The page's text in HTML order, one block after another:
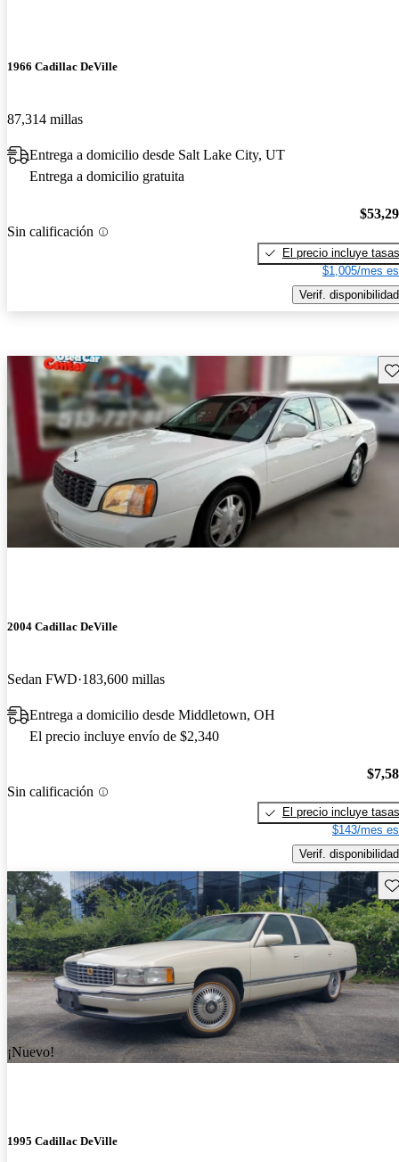
1966 Cadillac DeVille
87,314 millas
Entrega a domicilio desde Salt Lake City, UT
Entrega a domicilio gratuita
Sin calificación
El precio incluye tasas
$1,005/mes
Verif. disponibilidad
2004 Cadillac DeVille
Sedan FWD 183,600 millas
Entrega a domicilio desde Middletown, OH
El precio incluye envío de $2,340
Sin calificación
El precio incluye tasas
$143/mes
Verif. disponibilidad
¡Nuevo!
1995 Cadillac DeVille